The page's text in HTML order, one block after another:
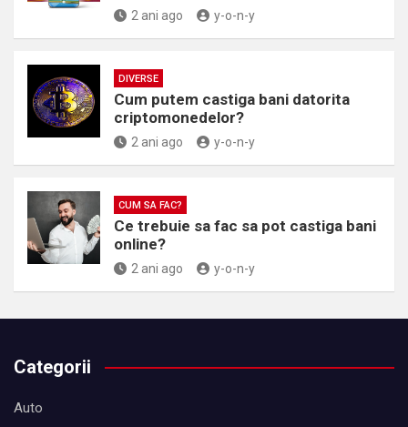
2 ani ago y-o-n-y
DIVERSE
Cum putem castiga bani datorita
criptomonedelor?
2 ani ago y-o-n-y
CUM SA FAC?
Ce trebuie sa fac sa pot castiga bani
online?
2 ani ago y-o-n-y
Categorii
Auto